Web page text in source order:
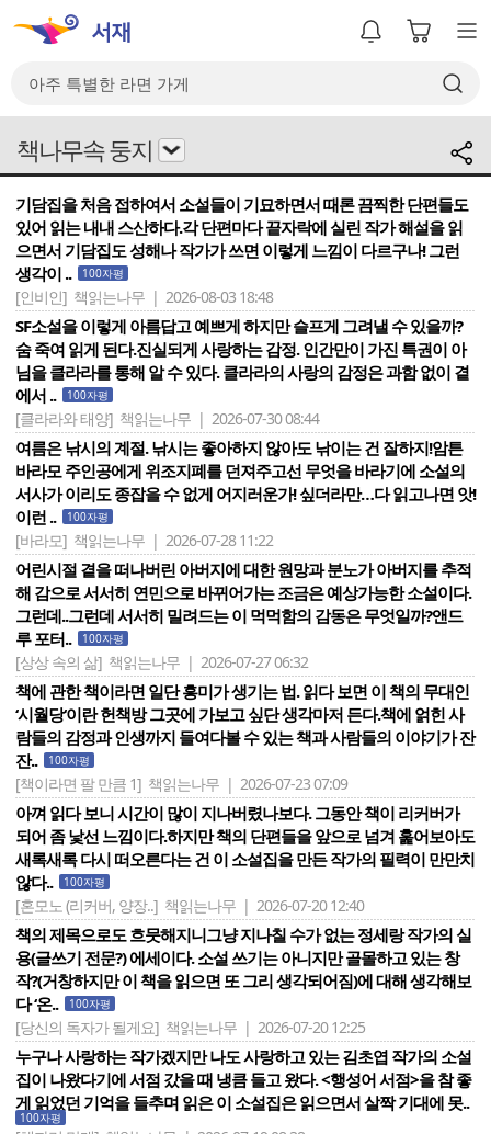
책나무속 둥지
기담집을 처음 접하여서 소설들이 기묘하면서 때론 끔찍한 단편들도
있어 읽는 내내 스산하다.각 단편마다 끝자락에 실린 작가 해설을 읽
으면서 기담집도 성해나 작가가 쓰면 이렇게 느낌이 다르구나! 그런
생각이 ..
100자평
[인비인] 책읽는나무 | 2026-08-03 18:48
SF소설을 이렇게 아름답고 예쁘게 하지만 슬프게 그려낼 수 있을까?
숨 죽여 읽게 된다.진실되게 사랑하는 감정. 인간만이 가진 특권이 아
님을 클라라를 통해 알 수 있다. 클라라의 사랑의 감정은 과함 없이 곁
에서 ..
100자평
[클라라와 태양] 책읽는나무 | 2026-07-30 08:44
여름은 낚시의 계절. 낚시는 좋아하지 않아도 낚이는 건 잘하지!암튼
바라모 주인공에게 위조지폐를 던져주고선 무엇을 바라기에 소설의
서사가 이리도 종잡을 수 없게 어지러운가! 싶더라만…다 읽고나면 앗!
이런 ..
100자평
[바라모] 책읽는나무 | 2026-07-28 11:22
어린시절 곁을 떠나버린 아버지에 대한 원망과 분노가 아버지를 추적
해 감으로 서서히 연민으로 바뀌어가는 조금은 예상가능한 소설이다.
그런데..그런데 서서히 밀려드는 이 먹먹함의 감동은 무엇일까?앤드
루 포터..
100자평
[상상 속의 삶] 책읽는나무 | 2026-07-27 06:32
책에 관한 책이라면 일단 흥미가 생기는 법. 읽다 보면 이 책의 무대인
‘시월당‘이란 헌책방 그곳에 가보고 싶단 생각마저 든다.책에 얽힌 사
람들의 감정과 인생까지 들여다볼 수 있는 책과 사람들의 이야기가 잔
잔..
100자평
[책이라면 팔 만큼 1] 책읽는나무 | 2026-07-23 07:09
아껴 읽다 보니 시간이 많이 지나버렸나보다. 그동안 책이 리커버가
되어 좀 낯선 느낌이다.하지만 책의 단편들을 앞으로 넘겨 훑어보아도
새록새록 다시 떠오른다는 건 이 소설집을 만든 작가의 필력이 만만치
않다..
100자평
[혼모노 (리커버, 양장..] 책읽는나무 | 2026-07-20 12:40
책의 제목으로도 흐뭇해지니그냥 지나칠 수가 없는 정세랑 작가의 실
용(글쓰기 전문?) 에세이다. 소설 쓰기는 아니지만 골몰하고 있는 창
작?(거창하지만 이 책을 읽으면 또 그리 생각되어짐)에 대해 생각해보
다 ‘온..
100자평
[당신의 독자가 될게요] 책읽는나무 | 2026-07-20 12:25
누구나 사랑하는 작가겠지만 나도 사랑하고 있는 김초엽 작가의 소설
집이 나왔다기에 서점 갔을 때 냉큼 들고 왔다. <행성어 서점>을 참 좋
게 읽었던 기억을 들추며 읽은 이 소설집은 읽으면서 살짝 기대에 못..
100자평